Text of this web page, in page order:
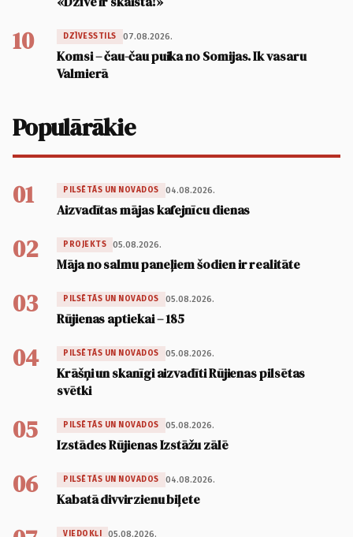
10 DZĪVESSTILS 07.08.2026.
Komsi – čau-čau puika no Somijas. Ik vasaru
Valmierā
Populārākie
01 PILSĒTĀS UN NOVADOS 04.08.2026.
Aizvadītas mājas kafejnīcu dienas
02 PROJEKTS 05.08.2026.
Māja no salmu paneļiem šodien ir realitāte
03 PILSĒTĀS UN NOVADOS 05.08.2026.
Rūjienas aptiekai – 185
04 PILSĒTĀS UN NOVADOS 05.08.2026.
Krāšņi un skanīgi aizvadīti Rūjienas pilsētas
svētki
05 PILSĒTĀS UN NOVADOS 05.08.2026.
Izstādes Rūjienas Izstāžu zālē
06 PILSĒTĀS UN NOVADOS 04.08.2026.
Kabatā divvirzienu biļete
VIEDOKĻI 05.08.2026.